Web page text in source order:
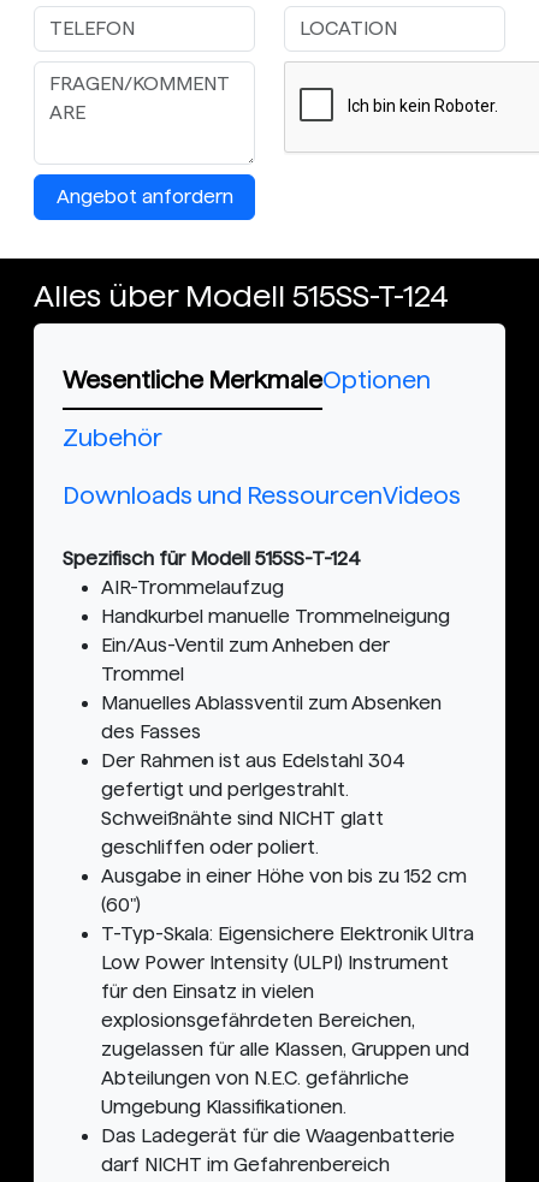
Angebot anfordern
Alles über Modell 515SS-T-124
Wesentliche MerkmaleOptionen
Zubehör
Downloads und RessourcenVideos
Spezifisch für Modell 515SS-T-124
AIR-Trommelaufzug
Handkurbel manuelle Trommelneigung
Ein/Aus-Ventil zum Anheben der
Trommel
Manuelles Ablassventil zum Absenken
des Fasses
Der Rahmen ist aus Edelstahl 304
gefertigt und perlgestrahlt.
Schweißnähte sind NICHT glatt
geschliffen oder poliert.
Ausgabe in einer Höhe von bis zu 152 cm
(60")
T-Typ-Skala: Eigensichere Elektronik Ultra
Low Power Intensity (ULPI) Instrument
für den Einsatz in vielen
explosionsgefährdeten Bereichen,
zugelassen für alle Klassen, Gruppen und
Abteilungen von N.E.C. gefährliche
Umgebung Klassifikationen.
Das Ladegerät für die Waagenbatterie
darf NICHT im Gefahrenbereich